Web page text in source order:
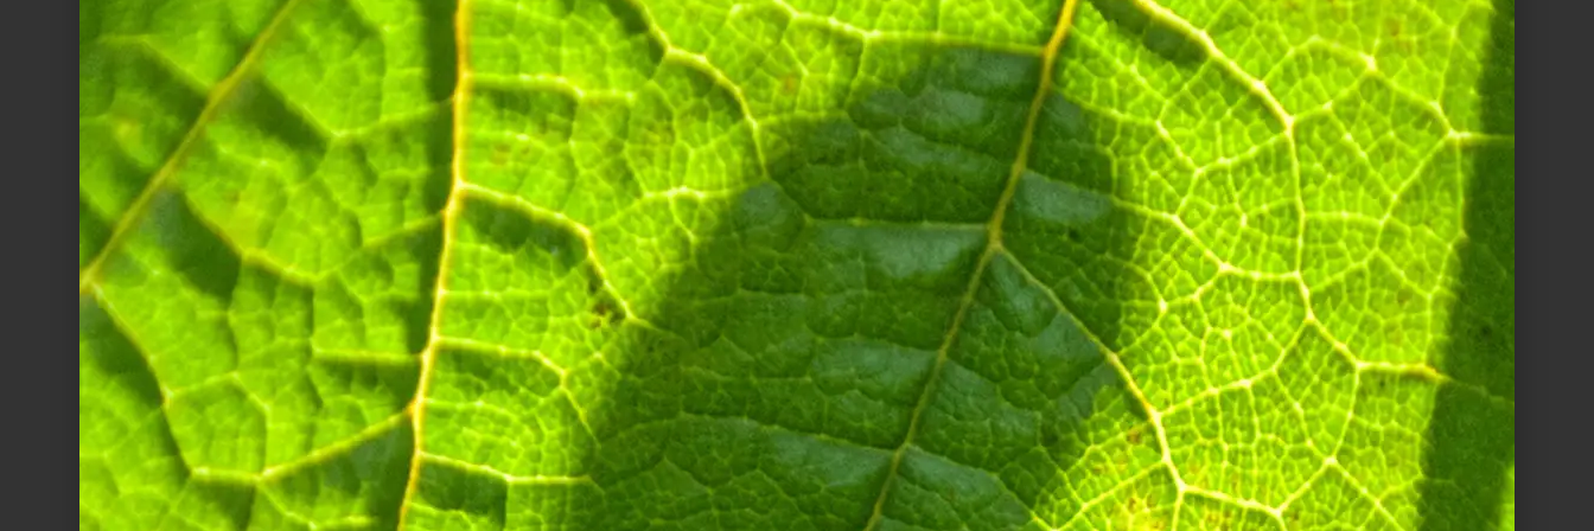
10 centilitres de crème fluide
20 centilitres de vin blanc sec
1 pincée de piment de Cayenne
Préparation :
Pelez et hachez finement les échalotes. Faites les ensuite revenir dans une petite
casserole avec le vin blanc. Salez et poivrez. Laissez cuire le tout à petits bouillons
afin de réduire le vin. A la fin de la cuisson, il doit rester seulement 4 cuillères de
liquide. Ajoutez la crème puis laissez bouillir 5 minutes.
Fouettez énergiquement votre préparation en ajoutant petit à petit 200 grammes de
beurre coupés en dés, puis le piment de Cayenne. Conservez cette sauce au chaud